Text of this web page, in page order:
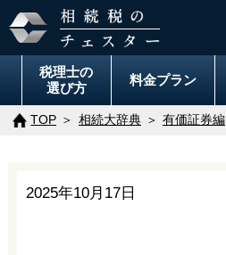
税理士の
選び方
料金プラン
TOP 相続大辞典 有価証券編
2025年10月17日